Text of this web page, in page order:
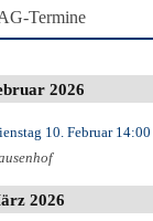
Termine
2026
10. Februar14:00
2026